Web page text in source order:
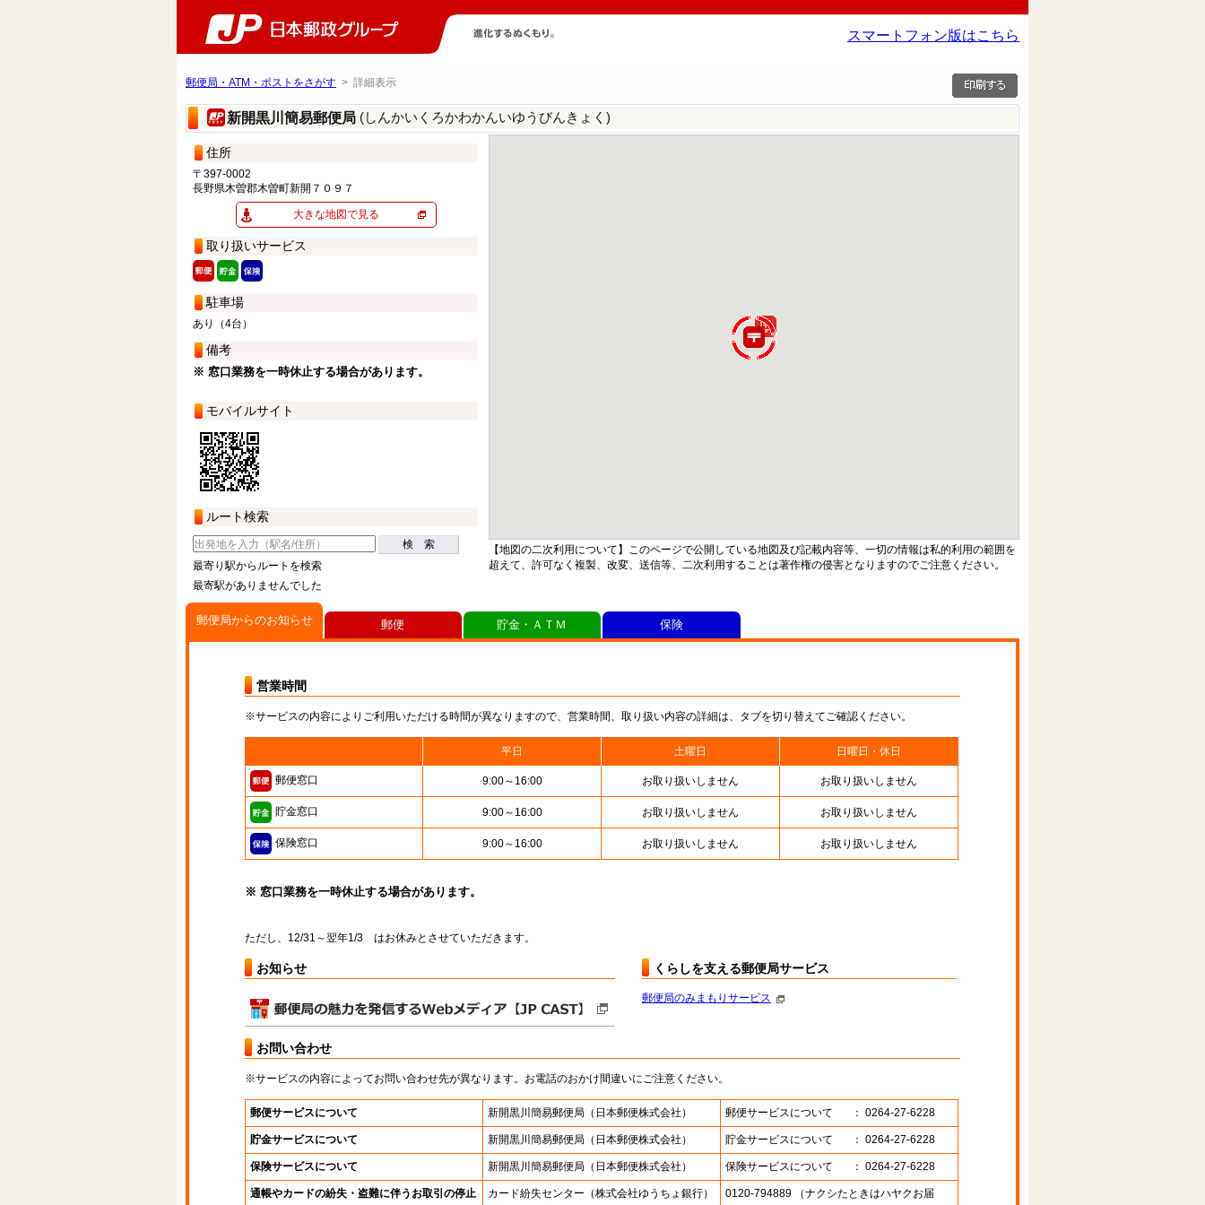
スマートフォン版はこちら
郵便局・ATM・ポストをさがす > 詳細表示
新開黒川簡易郵便局 (しんかいくろかわかんいゆうびんきょく)
住所
〒397-0002
長野県木曽郡木曽町新開７０９７
大きな地図で見る
取り扱いサービス
駐車場
あり（4台）
備考
※ 窓口業務を一時休止する場合があります。
モバイルサイト
ルート検索
検 索
最寄り駅からルートを検索
最寄駅がありませんでした
【地図の二次利用について】このページで公開している地図及び記載内容等、一切の情報は私的利用の範囲を
超えて、許可なく複製、改変、送信等、二次利用することは著作権の侵害となりますのでご注意ください。
郵便局からのお知らせ
営業時間
※サービスの内容によりご利用いただける時間が異なりますので、営業時間、取り扱い内容の詳細は、タブを切り替えてご確認ください。
平日 土曜日 日曜日・休日
郵便窓口 9:00～16:00 お取り扱いしません お取り扱いしません
貯金窓口 9:00～16:00 お取り扱いしません お取り扱いしません
保険窓口 9:00～16:00 お取り扱いしません お取り扱いしません
※ 窓口業務を一時休止する場合があります。
ただし、12/31～翌年1/3 はお休みとさせていただきます。
お知らせ くらしを支える郵便局サービス
郵便局のみまもりサービス
お問い合わせ
※サービスの内容によってお問い合わせ先が異なります。お電話のおかけ間違いにご注意ください。
郵便サービスについて 新開黒川簡易郵便局 （日本郵便株式会社） 郵便サービスについて ： 0264-27-6228
貯金サービスについて 新開黒川簡易郵便局 （日本郵便株式会社） 貯金サービスについて ： 0264-27-6228
保険サービスについて 新開黒川簡易郵便局 （日本郵便株式会社） 保険サービスについて ： 0264-27-6228
通帳やカードの紛失・盗難に伴うお取引の停止 カード紛失センター （株式会社ゆうちょ銀行）
0120-794889 （ナクシたときはハヤクお届
郵便 貯金・ＡＴＭ 保険